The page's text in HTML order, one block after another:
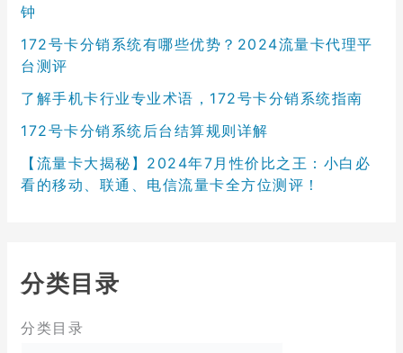
钟
172号卡分销系统有哪些优势？2024流量卡代理平
台测评
了解手机卡行业专业术语，172号卡分销系统指南
172号卡分销系统后台结算规则详解
【流量卡大揭秘】2024年7月性价比之王：小白必
看的移动、联通、电信流量卡全方位测评！
分类目录
分类目录